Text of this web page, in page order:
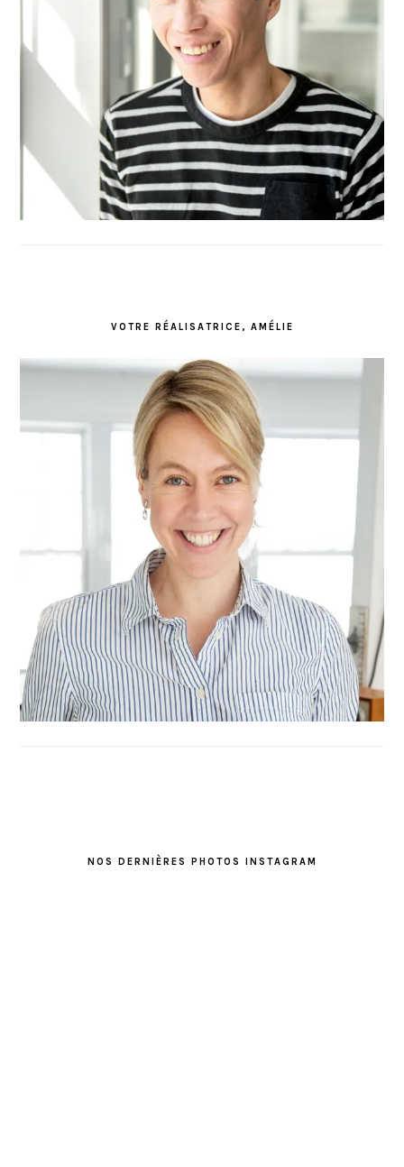
VOTRE RÉALISATRICE, AMÉLIE
NOS DERNIÈRES PHOTOS INSTAGRAM